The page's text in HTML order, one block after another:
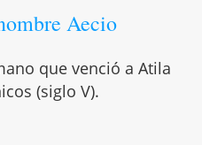
Aecio
que venció a Atila
(siglo V).